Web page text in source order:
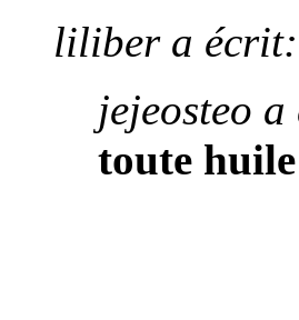
liliber a écrit:
jejeosteo
toute